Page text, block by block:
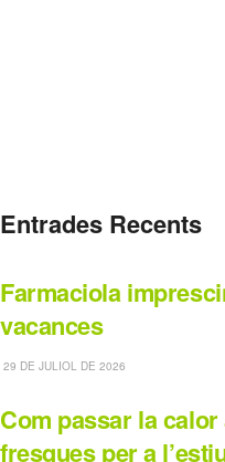
Entrades Recents
Farmaciola
vacances
29 DE JULIOL DE 2026
Com passar la
fresques per a